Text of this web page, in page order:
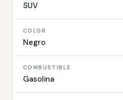
SUV
COLOR
Negro
COMBUSTIBLE
Gasolina